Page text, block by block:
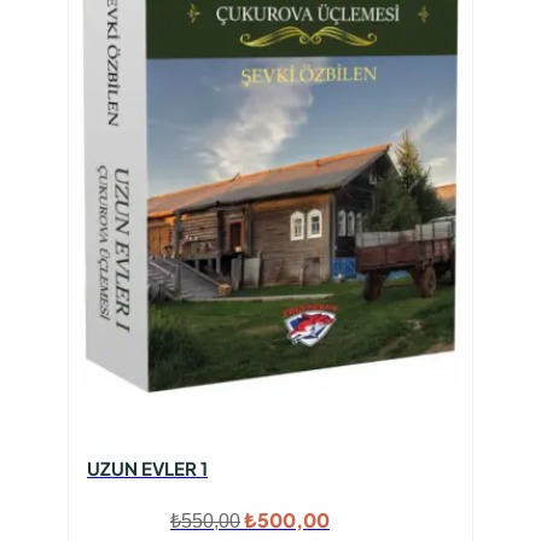
UZUN EVLER 1
₺550,00Orijinal
₺500,00Şu